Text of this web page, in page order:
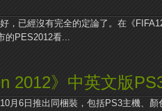
，已經沒有完全的定論了。在《
的PES2012看...
2012》中英文版
月6日推出同梱裝，包括PS3主機、